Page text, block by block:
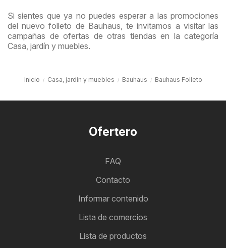
Si sientes que ya no puedes esperar a las promociones
del nuevo folleto de Bauhaus, te invitamos a visitar las
campañas de ofertas de otras tiendas en la categoría
Casa, jardín y muebles.
Inicio Casa, jardín y muebles Bauhaus Bauhaus Folleto
Ofertero
FAQ
Contacto
Informar contenido
Lista de comercios
Lista de productos